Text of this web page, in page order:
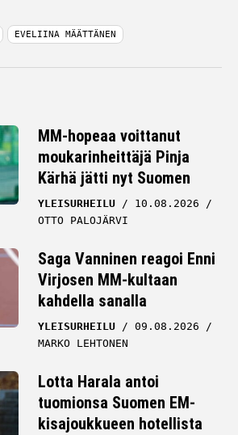
EVELIINA MÄÄTTÄNEN
MM-hopeaa voittanut
moukarinheittäjä Pinja
Kärhä jätti nyt Suomen
YLEISURHEILU
10.08.2026
OTTO PALOJÄRVI
Saga Vanninen reagoi Enni
Virjosen MM-kultaan
kahdella sanalla
YLEISURHEILU
09.08.2026
MARKO LEHTONEN
Lotta Harala antoi
tuomionsa Suomen EM-
kisajoukkueen hotellista